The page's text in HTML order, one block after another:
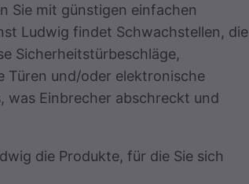
Sie mit günstigen einfachen
Ludwig findet Schwachstellen, die
Sicherheitstürbeschläge,
Türen und/oder elektronische
was Einbrecher abschreckt und
die Produkte, für die Sie sich